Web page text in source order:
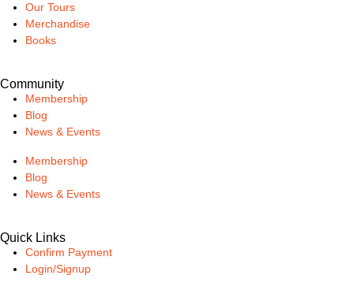
Our Tours
Merchandise
Books
Community
Membership
Blog
News & Events
Membership
Blog
News & Events
Quick Links
Confirm Payment
Login/Signup